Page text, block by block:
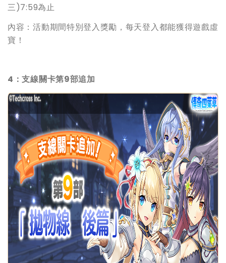
三)7:59為止
內容：活動期間特別登入獎勵，每天登入都能獲得遊戲虛
寶！
4：支線關卡第9部追加